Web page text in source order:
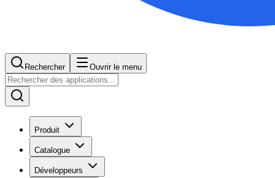
Rechercher Ouvrir le menu
Produit
Catalogue
Développeurs